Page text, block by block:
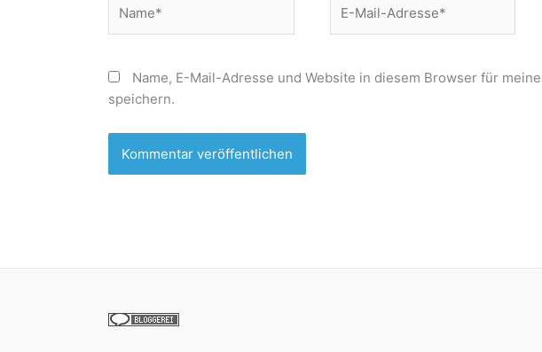
Mail-
Name, E-Mail-Adresse und Website in diesem Browser für
speichern.